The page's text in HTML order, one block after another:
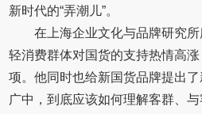
新时代的“弄潮儿”。
在上海企业文化与品牌研究
轻消费群体对国货的支持热情高涨
项。他同时也给新国货品牌提出
广中，到底应该如何理解客群、与